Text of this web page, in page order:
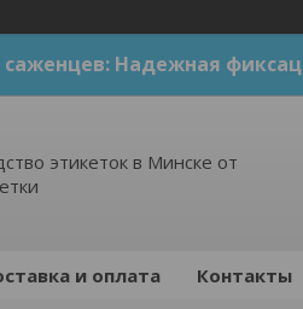
Надежная
этикеток в Минске от
и оплата Контакты